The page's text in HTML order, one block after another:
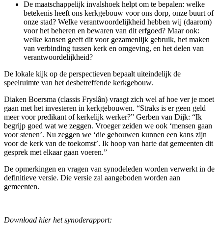
De maatschappelijk invalshoek helpt om te bepalen: welke
betekenis heeft ons kerkgebouw voor ons dorp, onze buurt of
onze stad? Welke verantwoordelijkheid hebben wij (daarom)
voor het beheren en bewaren van dit erfgoed? Maar ook:
welke kansen geeft dit voor gezamenlijk gebruik, het maken
van verbinding tussen kerk en omgeving, en het delen van
verantwoordelijkheid?
De lokale kijk op de perspectieven bepaalt uiteindelijk de
speelruimte van het desbetreffende kerkgebouw.
Diaken Boersma (classis Fryslân) vraagt zich wel af hoe ver je moet
gaan met het investeren in kerkgebouwen. “Straks is er geen geld
meer voor predikant of kerkelijk werker?” Gerben van Dijk: “Ik
begrijp goed wat we zeggen. Vroeger zeiden we ook ‘mensen gaan
voor stenen’. Nu zeggen we ‘die gebouwen kunnen een kans zijn
voor de kerk van de toekomst’. Ik hoop van harte dat gemeenten dit
gesprek met elkaar gaan voeren.”
De opmerkingen en vragen van synodeleden worden verwerkt in de
definitieve versie. Die versie zal aangeboden worden aan
gemeenten.
Download hier het synoderapport: